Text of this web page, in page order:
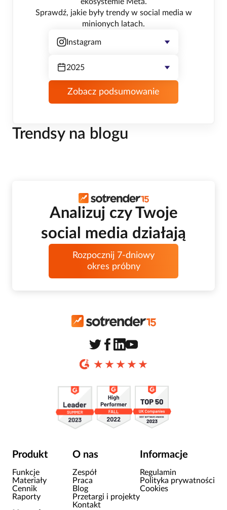
Sprawdź, jakie były trendy w social media w
minionych latach.
Instagram
2025
Zobacz podsumowanie
Trendsy na blogu
Analizuj czy Twoje
social media działają
Rozpocznij 7-dniowy
okres próbny
Produkt
Funkcje
Materiały
Cennik
Raporty
O nas
Zespół
Praca
Blog
Przetargi i projekty
Kontakt
Informacje
Regulamin
Polityka prywatności
Cookies